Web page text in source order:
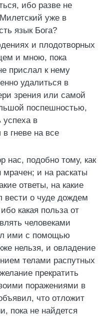
ибо разве не
уже в
язык Бога?
и плодотворных
и мною, пока
прислал к нему
удалиться в
зрения или самой
поспешностью,
в
гневе на все
нас, подобно тому, как
и на раскаты
ответы, на какие
вести о чуде дождем
какая польза от
человеками
ими с помощью
нельзя, и овладение
телами распутных
прекратить
поражениями в
что отложит
пока не найдется